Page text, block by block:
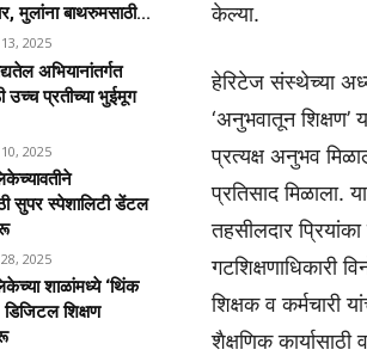
मुलांना बाथरुमसाठी...
2025
अभियानांतर्गत
उच्च प्रतीच्या भुईमूग
2025
सुपर स्पेशालिटी डेंटल
2025
शाळांमध्ये ‘थिंक
शिक्षण
केल्या.
हेरिटेज संस्थेच्या
‘अनुभवातून शिक्षण’
प्रत्यक्ष अनुभव
प्रतिसाद मिळाला.
तहसीलदार
गटशिक्षणाधिकारी
शिक्षक व कर्मचारी
शैक्षणिक